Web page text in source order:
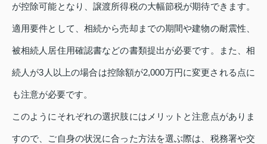
が控除可能となり、譲渡所得税の大幅節税が期待できます。
適用要件として、相続から売却までの期間や建物の耐震性、
被相続人居住用確認書などの書類提出が必要です。また、相
続人が3人以上の場合は控除額が2,000万円に変更される点に
も注意が必要です。
このようにそれぞれの選択肢にはメリットと注意点がありま
すので、ご自身の状況に合った方法を選ぶ際は、税務署や交